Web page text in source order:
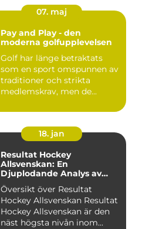
07. maj
Pay and Play - den
moderna golfupplevelsen
Golf har länge betraktats
som en sport omspunnen av
traditioner och strikta
medlemskrav, men de...
18. jan
Resultat Hockey
Allsvenskan: En
Djuplodande Analys av
Sveriges Mest Populära
Ishockeyliga
Översikt över Resultat
Hockey Allsvenskan Resultat
Hockey Allsvenskan är den
näst högsta nivån inom...